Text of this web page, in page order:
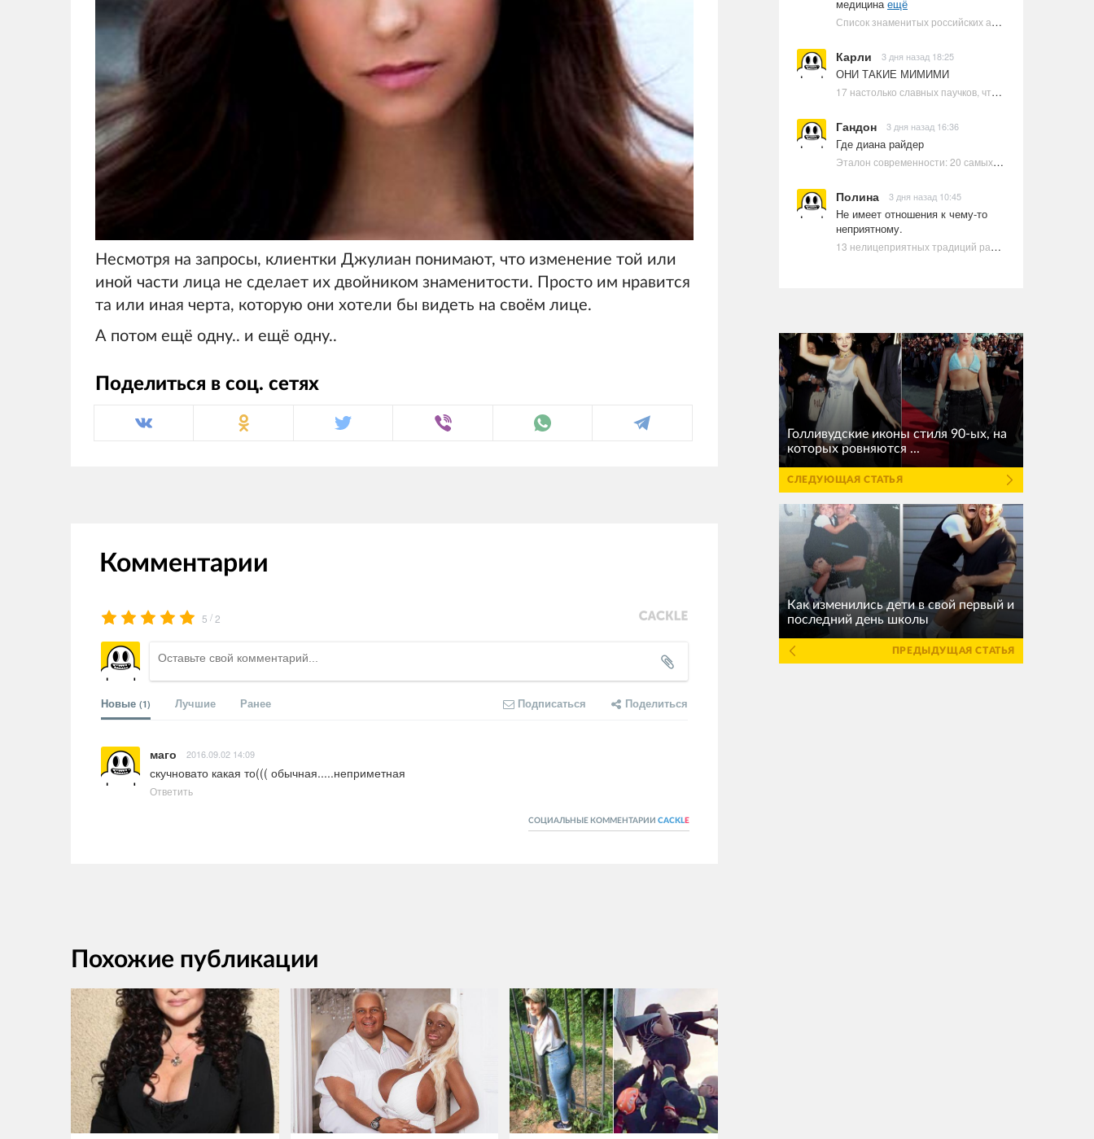
Несмотря на запросы, клиентки Джулиан понимают, что изменение той или
иной части лица не сделает их двойником знаменитости. Просто им нравится
та или иная черта, которую они хотели бы видеть на своём лице.
А потом ещё одну.. и ещё одну..
Поделиться в соц. сетях
Комментарии
5 /2
Новые (1) Лучшие Ранее Подписаться Поделиться
маго 2016.09.02 14:09
скучновато какая то((( обычная.....неприметная
Ответить
СОЦИАЛЬНЫЕ КОММЕНТАРИИ CACKLE
Похожие публикации
медицинаещё
Список знаменитых российских артистов-евреев | Ультрамарин
Карли 3 дня назад 18:25
ОНИ ТАКИЕ МИМИМИ
17 настолько славных паучков, что даже у арахнофобов появится желание их погладить
Гандон 3 дня назад 16:36
Где диана райдер
Эталон современности: 20 самых красивых и привлекательных актрис Голливуда, по мнению Google | Ультрамарин
Полина 3 дня назад 10:45
Не имеет отношения к чему-то
неприятному.
13 нелицеприятных традиций разных стран, которые могут шокировать неподготовленного человека
Голливудские иконы стиля 90-ых, на
которых ровняются ...
СЛЕДУЮЩАЯ СТАТЬЯ
Как изменились дети в свой первый и
последний день школы
ПРЕДЫДУЩАЯ СТАТЬЯ